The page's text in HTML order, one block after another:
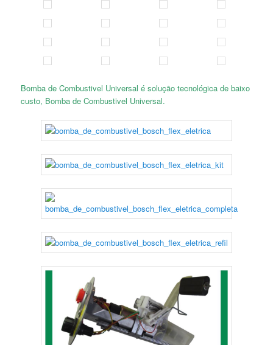
Bomba de Combustivel Universal é solução tecnológica de baixo
custo, Bomba de Combustivel Universal.